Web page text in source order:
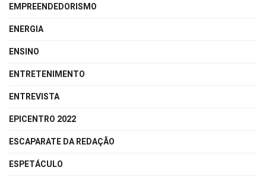
EMPREENDEDORISMO
ENERGIA
ENSINO
ENTRETENIMENTO
ENTREVISTA
EPICENTRO 2022
ESCAPARATE DA REDAÇÃO
ESPETÁCULO